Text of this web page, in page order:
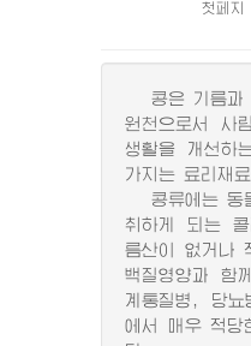
첫페지
콩은 기름과
원천으로서 사
생활을 개선하
가지는 료리재료
콩류에는 동
취하게 되는 콜
름산이 없거나
백질영양과 함
계통질병, 당
에서 매우 적당